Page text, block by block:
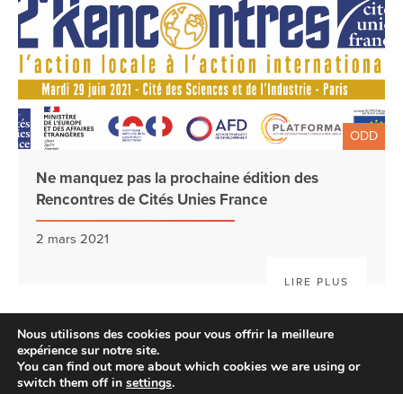
ODD
Ne manquez pas la prochaine édition des
Rencontres de Cités Unies France
2 mars 2021
LIRE PLUS
Nous utilisons des cookies pour vous offrir la meilleure
expérience sur notre site.
You can find out more about which cookies we are using or
switch them off in settings.